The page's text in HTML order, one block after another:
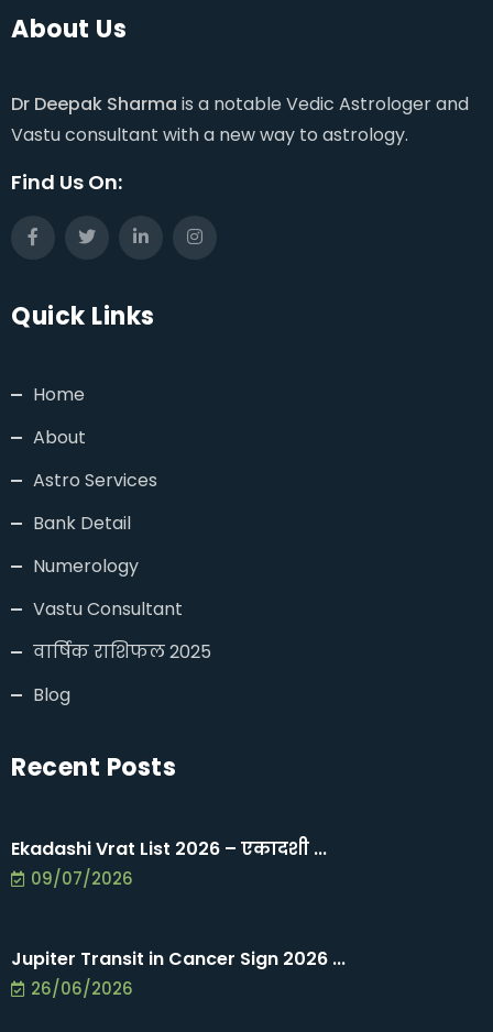
About Us
Dr Deepak Sharma is a notable Vedic Astrologer and
Vastu consultant with a new way to astrology.
Find Us On:
Quick Links
Home
About
Astro Services
Bank Detail
Numerology
Vastu Consultant
वार्षिक राशिफल 2025
Blog
Recent Posts
Ekadashi Vrat List 2026 – एकादशी ...
09/07/2026
Jupiter Transit in Cancer Sign 2026 ...
26/06/2026